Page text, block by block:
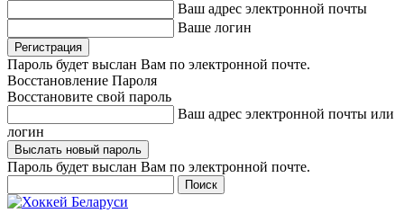
Ваш адрес электронной почты
Ваше логин
Пароль будет выслан Вам по электронной почте.
Восстановление Пароля
Восстановите свой пароль
Ваш адрес электронной почты или
логин
Пароль будет выслан Вам по электронной почте.